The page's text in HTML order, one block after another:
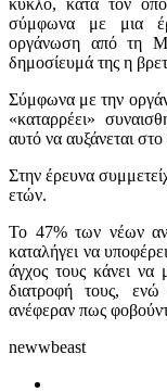
σύμφωνα με μια
οργάνωση από τη Μ.
δημοσίευμά της η
Σύμφωνα με την
«καταρρέει»
αυτό να αυξάνεται
Στην έρευνα
ετών.
Το 47% των νέων
καταλήγει να
άγχος τους κάνει να
διατροφή τους,
ανέφεραν πως
newwbeast